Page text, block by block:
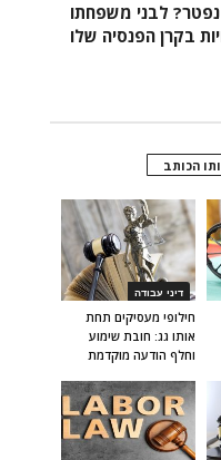
לבני משפחתו
בקרן הפנסיה שלו
הכותב
דיני עבודה
חילופי מעסיקים תחת
אותו גג: חובת שימוע
וחלף הודעה מוקדמת